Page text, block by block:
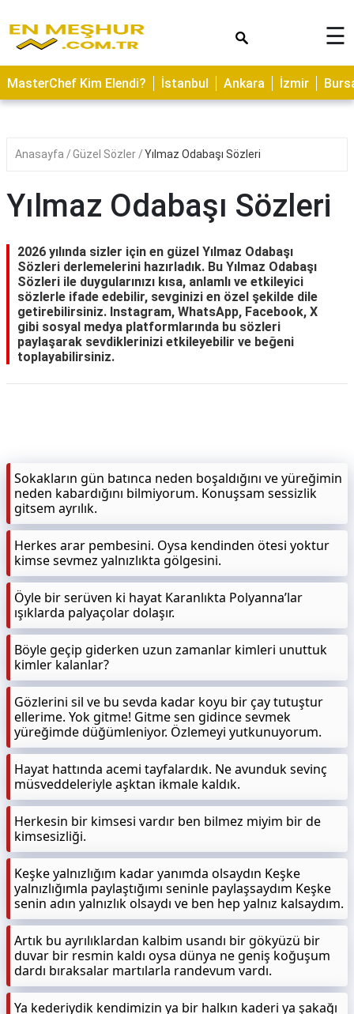
ASTROLOJİ
SAĞLIK
YERLER
NEDİR
KAMP
ALANLARI
HAMİLELİK
KAPLICALAR
☰
MasterChef Kim Elendi? İstanbul Ankara İzmir
Anasayfa Güzel Sözler Yılmaz Odabaşı Sözleri
Yılmaz Odabaşı Sözleri
2026 yılında sizler için en güzel Yılmaz Odabaşı
Sözleri derlemelerini hazırladık. Bu Yılmaz Odabaşı
Sözleri ile duygularınızı kısa, anlamlı ve etkileyici
sözlerle ifade edebilir, sevginizi en özel şekilde dile
getirebilirsiniz. Instagram, WhatsApp, Facebook, X
gibi sosyal medya platformlarında bu sözleri
paylaşarak sevdiklerinizi etkileyebilir ve beğeni
toplayabilirsiniz.
Sokakların gün batınca neden boşaldığını ve yüreğimin
neden kabardığını bilmiyorum. Konuşsam sessizlik
gitsem ayrılık.
Herkes arar pembesini. Oysa kendinden ötesi yoktur
kimse sevmez yalnızlıkta gölgesini.
Öyle bir serüven ki hayat Karanlıkta Polyanna’lar
ışıklarda palyaçolar dolaşır.
Böyle geçip giderken uzun zamanlar kimleri unuttuk
kimler kalanlar?
Gözlerini sil ve bu sevda kadar koyu bir çay tutuştur
ellerime. Yok gitme! Gitme sen gidince sevmek
yüreğimde düğümleniyor. Özlemeyi yutkunuyorum.
Hayat hattında acemi tayfalardık. Ne avunduk sevinç
müsveddeleriyle aşktan ikmale kaldık.
Herkesin bir kimsesi vardır ben bilmez miyim bir de
kimsesizliği.
Keşke yalnızlığım kadar yanımda olsaydın Keşke
yalnızlığımla paylaştığımı seninle paylaşsaydım Keşke
senin adın yalnızlık olsaydı ve ben hep yalnız kalsaydım.
Artık bu ayrılıklardan kalbim usandı bir gökyüzü bir
duvar bir resmin kaldı oysa dünya ne geniş koğuşum
dardı bıraksalar martılarla randevum vardı.
Ya kederiydik kendimizin ya bir halkın kaderi ya şakağı